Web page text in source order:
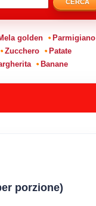
CERCA
golden
Parmigiano
Zucchero
Patate
Banane
porzione)